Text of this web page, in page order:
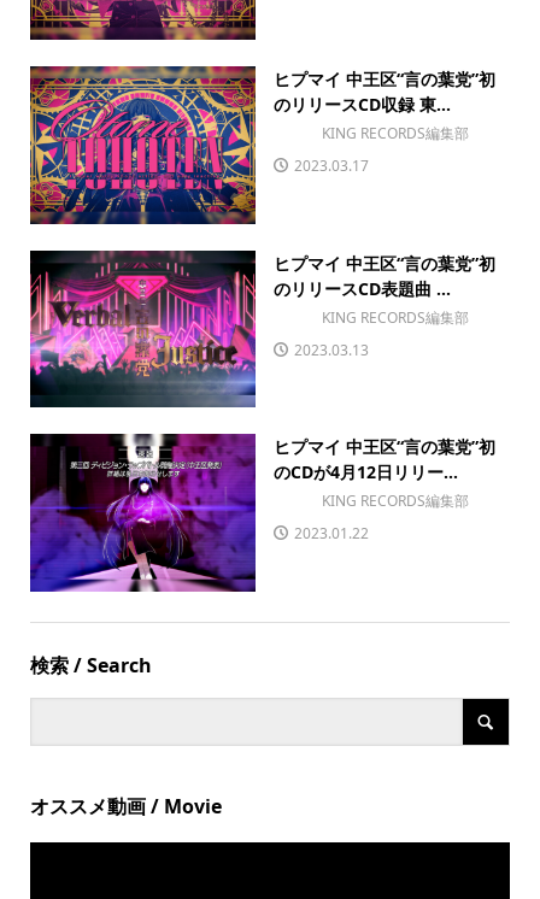
ヒプマイ 中王区“言の葉党”初
のリリースCD収録 東...
KING RECORDS編集部
2023.03.17
ヒプマイ 中王区“言の葉党”初
のリリースCD表題曲 ...
KING RECORDS編集部
2023.03.13
ヒプマイ 中王区“言の葉党”初
のCDが4月12日リリー...
KING RECORDS編集部
2023.01.22
検索 / Search
オススメ動画 / Movie